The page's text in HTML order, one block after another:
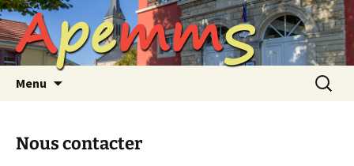
Aller
au
contenu
ApemmS
Menu
Nous contacter